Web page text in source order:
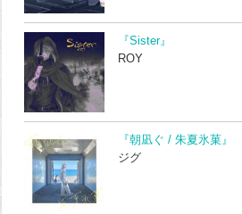
『Sister』
ROY
『朝凪ぐ / 朱夏氷菓』
ジグ